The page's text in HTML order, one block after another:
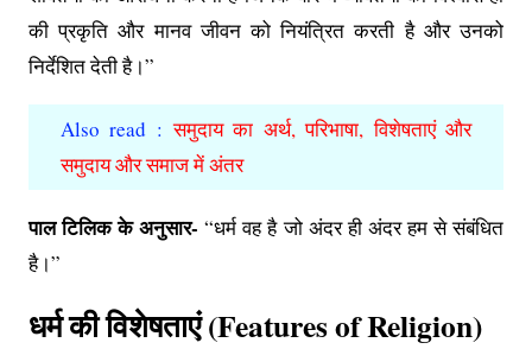
की प्रकृति और मानव जीवन को नियंत्रित करती है और उनको
निर्देशित देती है।”
Also read : समुदाय का अर्थ, परिभाषा, विशेषताएं और
समुदाय और समाज में अंतर
पाल टिलिक के अनुसार-“धर्म वह है जो अंदर ही अंदर हम से संबंधित
है।”
धर्म की विशेषताएं (Features of Religion)